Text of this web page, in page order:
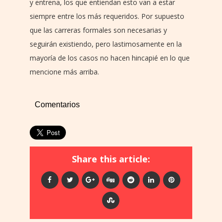
y entrena, los que entiendan esto van a estar
siempre entre los más requeridos. Por supuesto
que las carreras formales son necesarias y
seguirán existiendo, pero lastimosamente en la
mayoría de los casos no hacen hincapié en lo que
mencione más arriba.
Comentarios
Share this article: